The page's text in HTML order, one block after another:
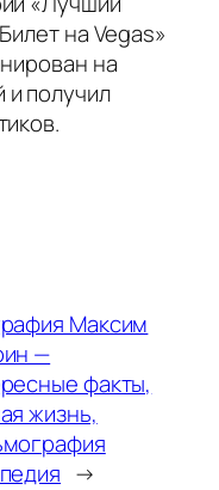
на Vegas»
на
получил
Максим
—
факты,
жизнь,
→